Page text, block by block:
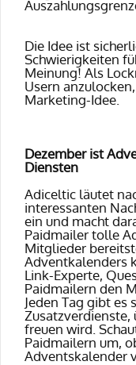
Die Idee ist
Schwierigkeiten
Meinung! Als
Usern
Marketing-Idee.
Dezember ist
Diensten
Adiceltic läutet
interessanten
ein und macht
Paidmailer tolle
Mitglieder
Adventkalenders
Link-Experte,
Paidmailern den
Jeden Tag gibt es
Zusatzverdienste,
freuen wird.
Paidmailern um,
Adventskalender